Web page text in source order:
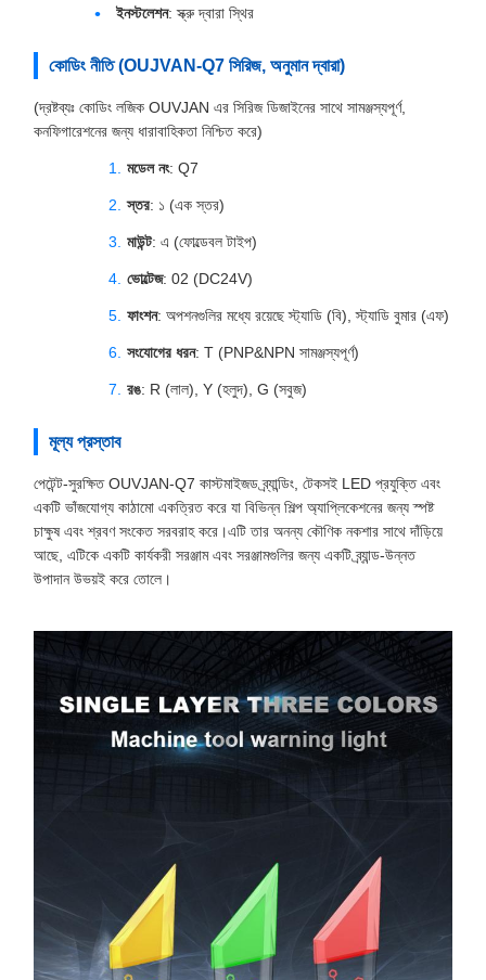
ইনস্টলেশন: স্ক্রু দ্বারা স্থির
কোডিং নীতি (OUJVAN-Q7 সিরিজ, অনুমান দ্বারা)
(দ্রষ্টব্যঃ কোডিং লজিক OUVJAN এর সিরিজ ডিজাইনের সাথে সামঞ্জস্যপূর্ণ,
কনফিগারেশনের জন্য ধারাবাহিকতা নিশ্চিত করে)
মডেল নং: Q7
স্তর: ১ (এক স্তর)
মাউন্ট: এ (ফোল্ডেবল টাইপ)
ভোল্টেজ: 02 (DC24V)
ফাংশন: অপশনগুলির মধ্যে রয়েছে স্ট্যাডি (বি), স্ট্যাডি বুমার (এফ)
সংযোগের ধরন: T (PNP&NPN সামঞ্জস্যপূর্ণ)
রঙ: R (লাল), Y (হলুদ), G (সবুজ)
মূল্য প্রস্তাব
পেটেন্ট-সুরক্ষিত OUVJAN-Q7 কাস্টমাইজড ব্র্যান্ডিং, টেকসই LED প্রযুক্তি এবং
একটি ভাঁজযোগ্য কাঠামো একত্রিত করে যা বিভিন্ন শিল্প অ্যাপ্লিকেশনের জন্য স্পষ্ট
চাক্ষুষ এবং শ্রবণ সংকেত সরবরাহ করে।এটি তার অনন্য কৌণিক নকশার সাথে দাঁড়িয়ে
আছে, এটিকে একটি কার্যকরী সরঞ্জাম এবং সরঞ্জামগুলির জন্য একটি ব্র্যান্ড-উন্নত
উপাদান উভয়ই করে তোলে।